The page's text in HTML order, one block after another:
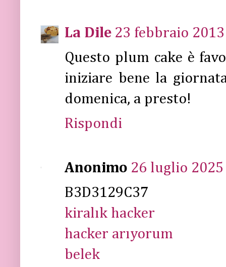
La Dile 23 febbraio
Questo plum cake è
iniziare bene la
domenica, a presto!
Rispondi
Anonimo 26 luglio
B3D3129C37
kiralık hacker
hacker arıyorum
belek